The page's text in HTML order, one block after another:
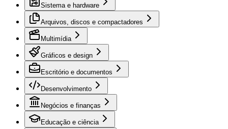
Sistema e hardware
Arquivos, discos e compactadores
Multimídia
Gráficos e design
Escritório e documentos
Desenvolvimento
Negócios e finanças
Educação e ciência